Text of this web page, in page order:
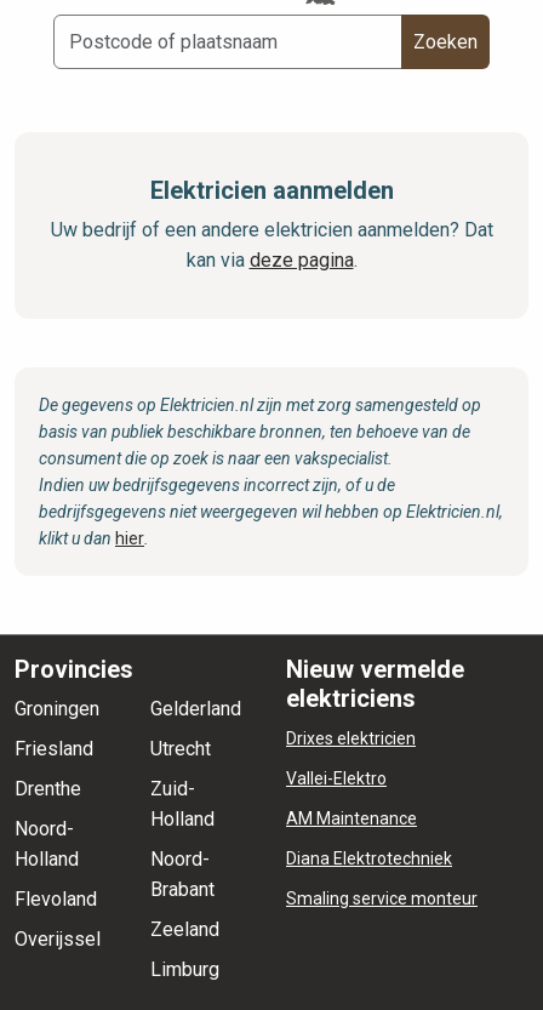
Zoeken
Elektricien aanmelden
Uw bedrijf of een andere elektricien aanmelden? Dat
kan via deze pagina.
De gegevens op Elektricien.nl zijn met zorg samengesteld op
basis van publiek beschikbare bronnen, ten behoeve van de
consument die op zoek is naar een vakspecialist.
Indien uw bedrijfsgegevens incorrect zijn, of u de
bedrijfsgegevens niet weergegeven wil hebben op Elektricien.nl,
klikt u dan hier
Provincies
Groningen
Friesland
Drenthe
Noord-
Holland
Flevoland
Overijssel
Gelderland
Utrecht
Zuid-
Holland
Noord-
Brabant
Zeeland
Limburg
Nieuw vermelde
elektriciens
Drixes elektricien
Vallei-Elektro
AM Maintenance
Diana Elektrotechniek
Smaling service monteur